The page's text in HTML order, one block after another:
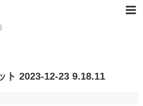
ト 2023-12-23 9.18.11